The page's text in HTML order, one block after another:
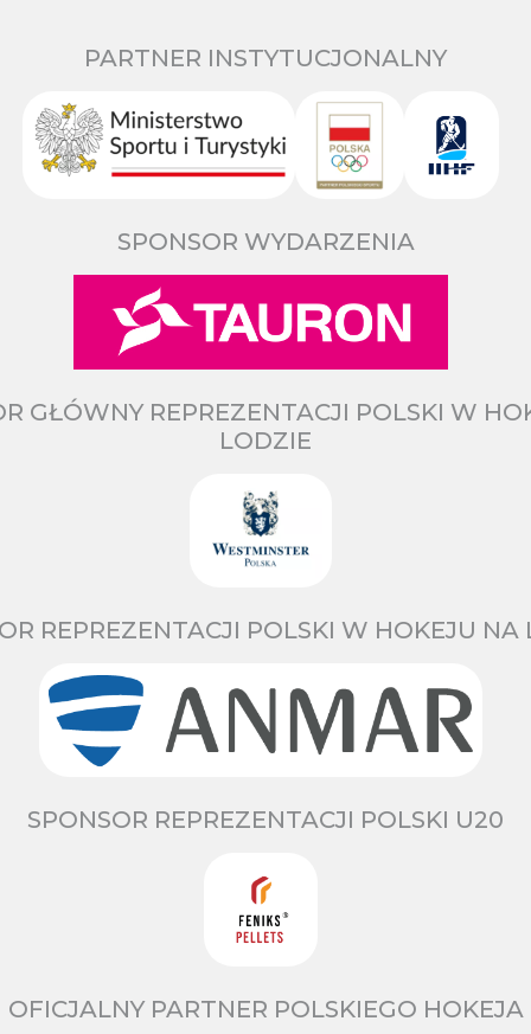
PARTNER INSTYTUCJONALNY
SPONSOR WYDARZENIA
GŁÓWNY REPREZENTACJI POLSKI W
LODZIE
REPREZENTACJI POLSKI W HOKEJU NA
SPONSOR REPREZENTACJI POLSKI U20
OFICJALNY PARTNER POLSKIEGO HOKEJA